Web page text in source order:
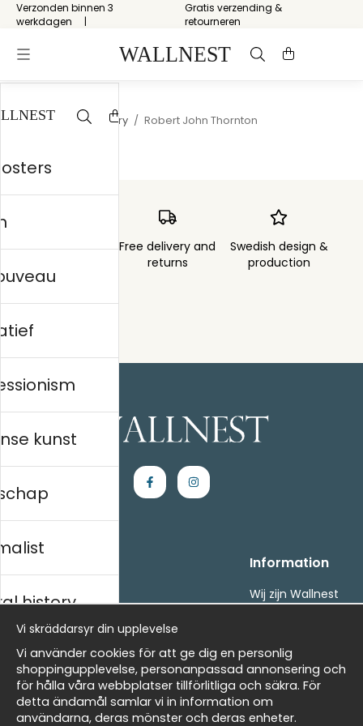
Verzonden binnen 3
werkdagen
Gratis verzending &
retourneren
Start / Natural history / Robert John Thornton
Order sent within Free delivery and
returns
Swedish design &
production
Kontakta oss
- Returer och återbetalningar
- Leverans - enkelt, snabbt &amp; gratis
Om cookies
Mina favoriter
Information
Wij zijn Wallnest
Nieuwsbrief
kunst
history
Vi skräddarsyr din upplevelse
Vi använder cookies för att ge dig en personlig
shoppingupplevelse, personanpassad annonsering och
för hålla våra webbplatser tillförlitliga och säkra. För
detta ändamål samlar vi in information om
användarna, deras mönster och deras enheter.